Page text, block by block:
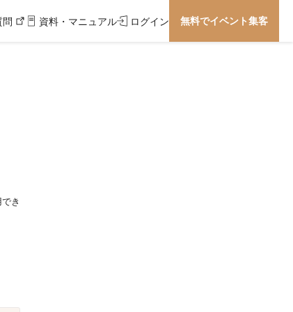
問 資料・マニュアル ログイン 無料でイベント集客
き